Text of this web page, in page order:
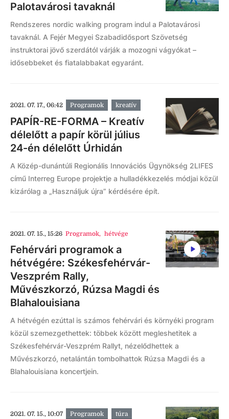
Palotavárosi tavaknál
Rendszeres nordic walking program indul a Palotavárosi
tavaknál. A Fejér Megyei Szabadidősport Szövetség
instruktorai jövő szerdától várják a mozogni vágyókat –
idősebbeket és fiatalabbakat egyaránt.
2021. 07. 17., 06:42 Programok kreatív
PAPÍR-RE-FORMA – Kreatív
délelőtt a papír körül július
24-én délelőtt Úrhidán
A Közép-dunántúli Regionális Innovációs Ügynökség 2LIFES
című Interreg Europe projektje a hulladékkezelés módjai közül
kizárólag a „Használjuk újra” kérdésére épít.
2021. 07. 15., 15:26 Programok, hétvége
Fehérvári programok a
hétvégére: Székesfehérvár-
Veszprém Rally,
Művészkorzó, Rúzsa Magdi és
Blahalouisiana
A hétvégén ezúttal is számos fehérvári és környéki program
közül szemezgethettek: többek között megleshetitek a
Székesfehérvár-Veszprém Rallyt, nézelődhettek a
Művészkorzó, netalántán tombolhattok Rúzsa Magdi és a
Blahalouisiana koncertjein.
2021. 07. 15., 10:07 Programok túra